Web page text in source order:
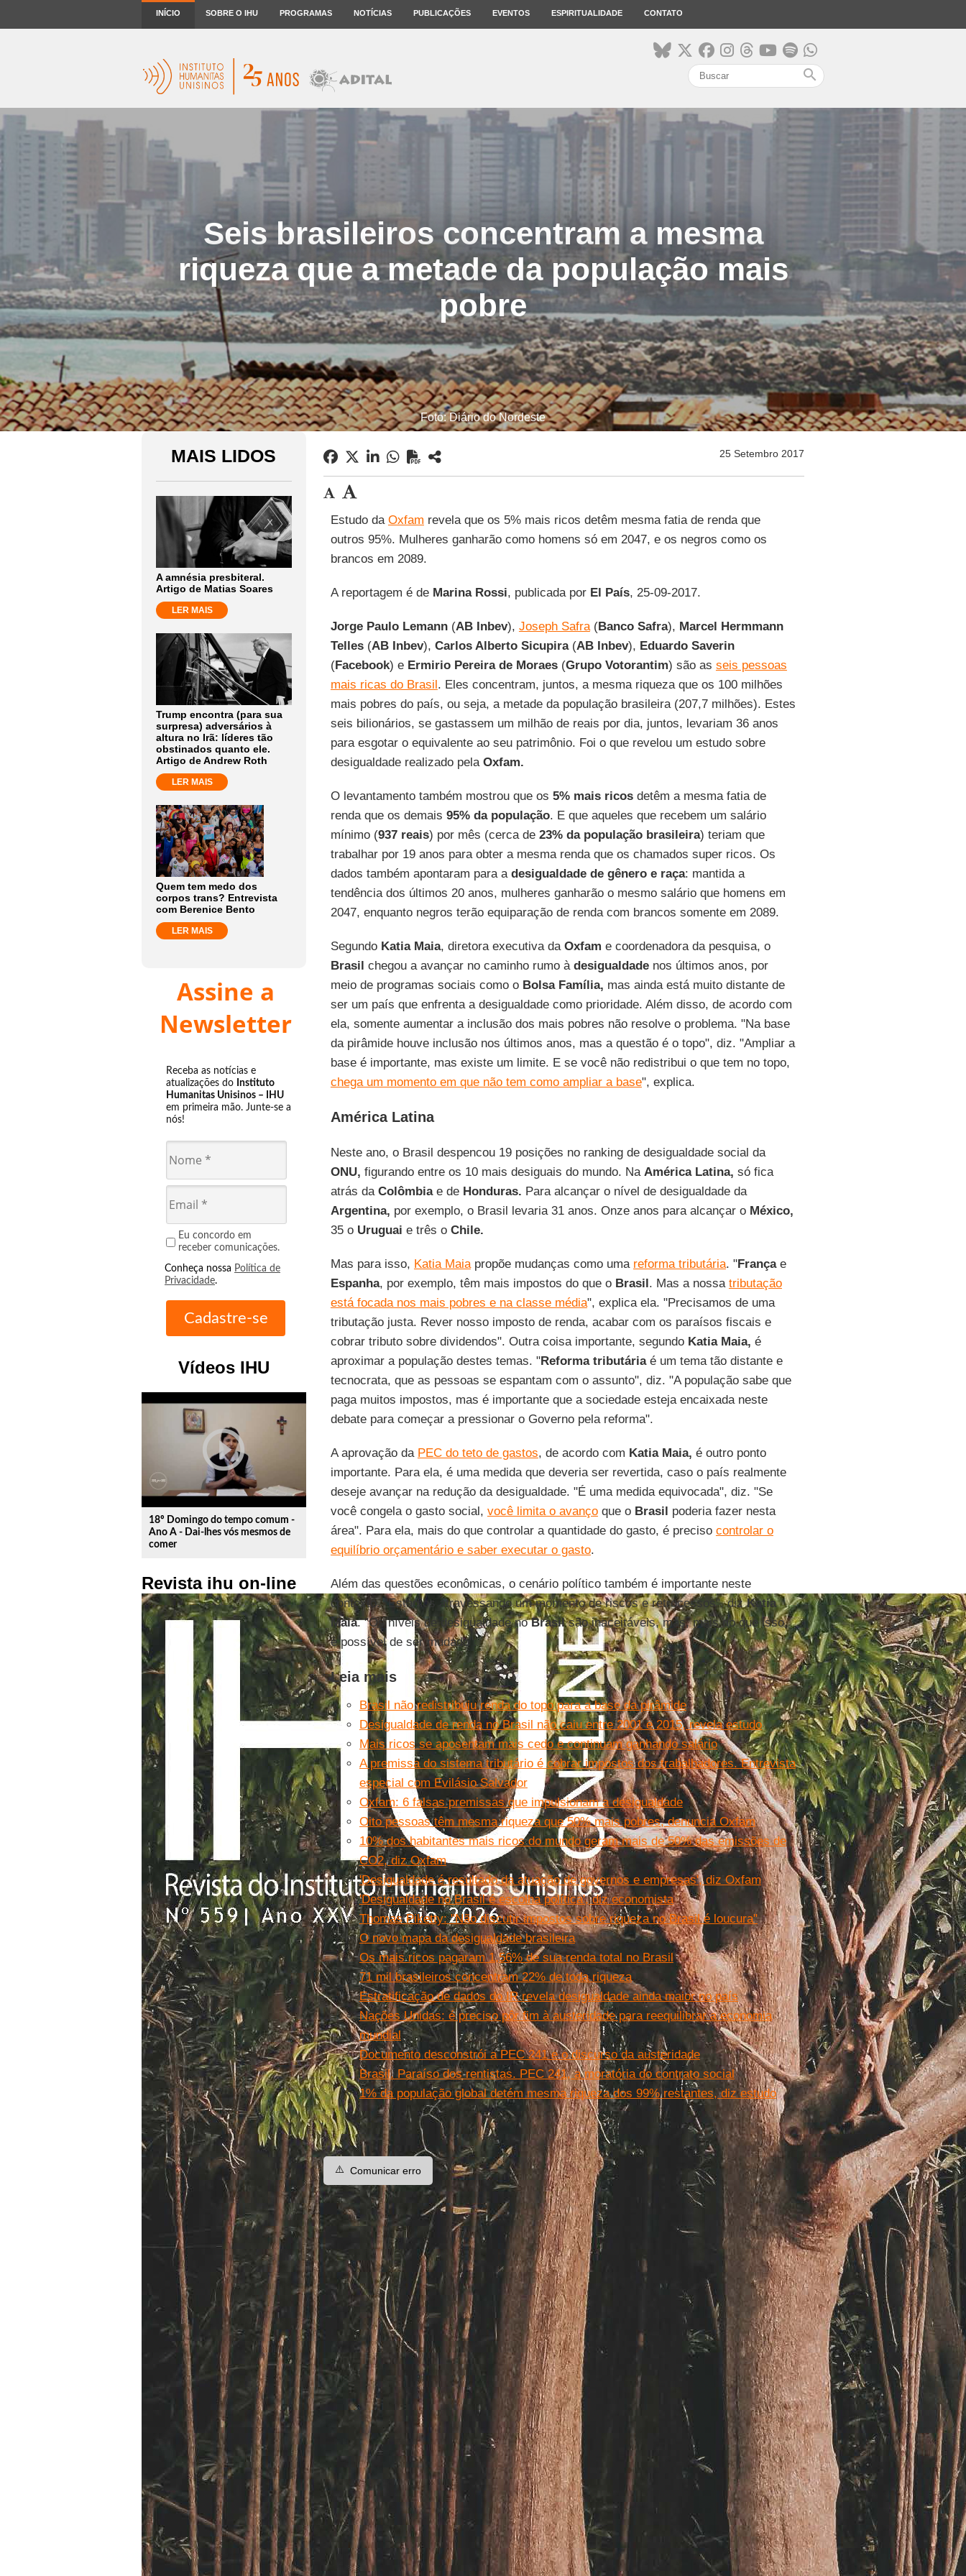
INÍCIO SOBRE O IHU PROGRAMAS NOTÍCIAS PUBLICAÇÕES EVENTOS ESPIRITUALIDADE CONTATO
search
Seis brasileiros concentram a mesma
riqueza que a metade da população mais
pobre
Foto: Diário do Nordeste
MAIS LIDOS
A amnésia presbiteral.
Artigo de Matias Soares
LER MAIS
Trump encontra (para sua
surpresa) adversários à
altura no Irã: líderes tão
obstinados quanto ele.
Artigo de Andrew Roth
LER MAIS
Quem tem medo dos
corpos trans? Entrevista
com Berenice Bento
LER MAIS
Assine a
Newsletter
Receba as notícias e
atualizações do Instituto
Humanitas Unisinos – IHU
em primeira mão. Junte-se a
nós!
Eu concordo em
receber comunicações.
Conheça nossa Política de
Privacidade.
Vídeos IHU
play_circle_outline
18º Domingo do tempo comum -
Ano A - Dai-lhes vós mesmos de
comer
Revista ihu on-line
25 Setembro 2017
Estudo da Oxfam revela que os 5% mais ricos detêm mesma fatia de renda que
outros 95%. Mulheres ganharão como homens só em 2047, e os negros como os
brancos em 2089.
A reportagem é de Marina Rossi, publicada por El País, 25-09-2017.
Jorge Paulo Lemann (AB Inbev), Joseph Safra (Banco Safra), Marcel Hermmann
Telles (AB Inbev), Carlos Alberto Sicupira (AB Inbev), Eduardo Saverin
(Facebook) e Ermirio Pereira de Moraes (Grupo Votorantim) são as seis pessoas
mais ricas do Brasil. Eles concentram, juntos, a mesma riqueza que os 100 milhões
mais pobres do país, ou seja, a metade da população brasileira (207,7 milhões). Estes
seis bilionários, se gastassem um milhão de reais por dia, juntos, levariam 36 anos
para esgotar o equivalente ao seu patrimônio. Foi o que revelou um estudo sobre
desigualdade realizado pela Oxfam.
O levantamento também mostrou que os 5% mais ricosdetêm a mesma fatia de
renda que os demais 95% da população. E que aqueles que recebem um salário
mínimo (937 reais) por mês (cerca de 23% da população brasileira) teriam que
trabalhar por 19 anos para obter a mesma renda que os chamados super ricos. Os
dados também apontaram para a desigualdade de gênero e raça: mantida a
tendência dos últimos 20 anos, mulheres ganharão o mesmo salário que homens em
2047, enquanto negros terão equiparação de renda com brancos somente em 2089.
Segundo Katia Maia, diretora executiva da Oxfam e coordenadora da pesquisa, o
Brasil chegou a avançar no caminho rumo à desigualdadenos últimos anos, por
meio de programas sociais como o Bolsa Família, mas ainda está muito distante de
ser um país que enfrenta a desigualdade como prioridade. Além disso, de acordo com
ela, somente aumentar a inclusão dos mais pobres não resolve o problema. "Na base
da pirâmide houve inclusão nos últimos anos, mas a questão é o topo", diz. "Ampliar a
base é importante, mas existe um limite. E se você não redistribui o que tem no topo,
chega um momento em que não tem como ampliar a base", explica.
América Latina
Neste ano, o Brasil despencou 19 posições no ranking de desigualdade social da
ONU, figurando entre os 10 mais desiguais do mundo. Na América Latina, só fica
atrás da Colômbiae de Honduras. Para alcançar o nível de desigualdade da
Argentina, por exemplo, o Brasil levaria 31 anos. Onze anos para alcançar o México,
35 o Uruguai e três o Chile.
Mas para isso, Katia Maiapropõe mudanças como uma reforma tributária. "Françae
Espanha, por exemplo, têm mais impostos do que o Brasil. Mas a nossa tributação
está focada nos mais pobres e na classe média", explica ela. "Precisamos de uma
tributação justa. Rever nosso imposto de renda, acabar com os paraísos fiscais e
cobrar tributo sobre dividendos". Outra coisa importante, segundo Katia Maia, é
aproximar a população destes temas. "Reforma tributáriaé um tema tão distante e
tecnocrata, que as pessoas se espantam com o assunto", diz. "A população sabe que
paga muitos impostos, mas é importante que a sociedade esteja encaixada neste
debate para começar a pressionar o Governo pela reforma".
A aprovação da PEC do teto de gastos, de acordo com Katia Maia, é outro ponto
importante. Para ela, é uma medida que deveria ser revertida, caso o país realmente
deseje avançar na redução da desigualdade. "É uma medida equivocada", diz. "Se
você congela o gasto social, você limita o avançoque o Brasil poderia fazer nesta
área". Para ela, mais do que controlar a quantidade do gasto, é preciso controlar o
equilíbrio orçamentário e saber executar o gasto.
Além das questões econômicas, o cenário político também é importante neste
contexto. "Estamos atravessando um momento de riscos e retrocessos", dizKatia
Maia. "Os níveis de desigualdade noBrasilsão inaceitáveis, mas, mais do que isso,
é possível de ser mudado".
Leia mais
Brasil não redistribuiu renda do topo para a base da pirâmide
Desigualdade de renda no Brasil não caiu entre 2001 e 2015, revela estudo
Mais ricos se aposentam mais cedo e continuam ganhando salário
A premissa do sistema tributário é cobrar impostos dos trabalhadores. Entrevista
especial com Evilásio Salvador
Oxfam: 6 falsas premissas que impulsionam a desigualdade
Oito pessoas têm mesma riqueza que 50% mais pobres, denuncia Oxfam
10% dos habitantes mais ricos do mundo geram mais de 50% das emissões de
CO2, diz Oxfam
'Desigualdade é resultado da atuação de governos e empresas', diz Oxfam
'Desigualdade no Brasil é escolha política', diz economista
Thomas Piketty: "Não discutir impostos sobre riqueza no Brasil é loucura"
O novo mapa da desigualdade brasileira
Os mais ricos pagaram 1,56% de sua renda total no Brasil
71 mil brasileiros concentram 22% de toda riqueza
Estratificação de dados do IR revela desigualdade ainda maior no país
Nações Unidas: é preciso pôr fim à austeridade para reequilibrar a economia
mundial
Documento desconstrói a PEC 241 e o discurso da austeridade
Brasil. Paraíso dos rentistas. PEC 241, a moratória do contrato social
1% da população global detém mesma riqueza dos 99% restantes, diz estudo
⚠️ Comunicar erro